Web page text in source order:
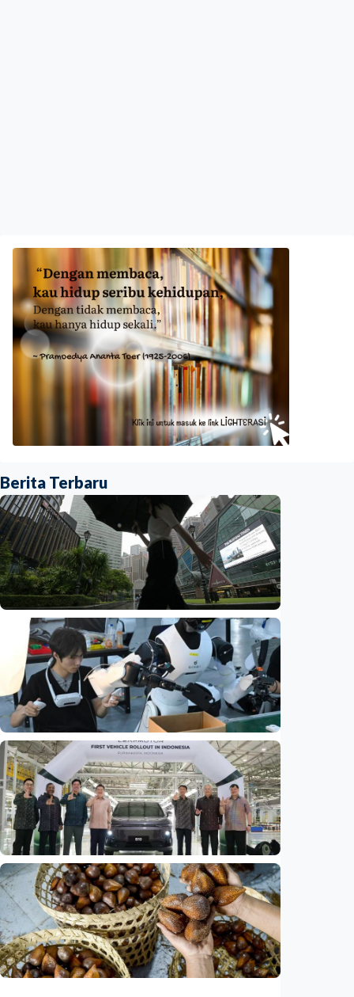
Berita Terbaru
Ekonomi
Biaya usaha naik, perusahaan Singapura
justru lirik Indonesia untuk perluas bisnis
Indonesia•07 Aug 2026
Ekonomi
Fokus Berita – Dari Kereta Cepat Jakarta-
Bandung hingga AI, ini alasan citra China
menguat di dunia
Indonesia •07 Aug 2026
Ekonomi
Leapmotor mulai produksi mobil listrik di
Indonesia, target 34.000 unit per tahun
Indonesia•07 Aug 2026